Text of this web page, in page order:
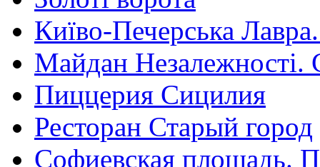
Київо-Печерська
Майдан Незалежності.
Пиццерия Сицилия
Ресторан Старый город
Софиевская площадь.